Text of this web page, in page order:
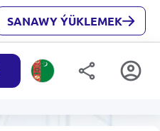
SANAWY ÝÜKLEMEK